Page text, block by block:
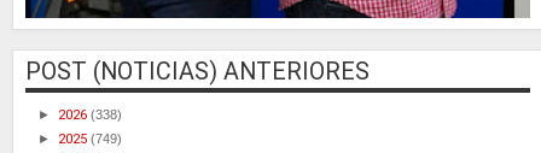
POST (NOTICIAS) ANTERIORES
► 2026 (338)
► 2025 (749)